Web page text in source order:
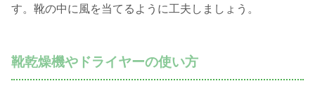
す。靴の中に風を当てるように工夫しましょう。
靴乾燥機やドライヤーの使い方